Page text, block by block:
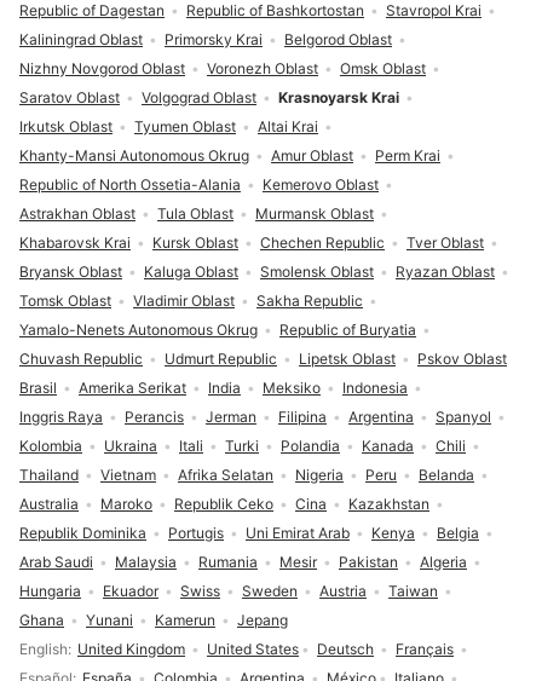
Pilihan bahasa
English United Kingdom United States Deutsch
Français
Brasil Amerika Serikat India Meksiko
Indonesia
Inggris Raya
Perancis Jerman Filipina Argentina
Spanyol
Kolombia
Ukraina Itali Turki Polandia Kanada
Chili
Thailand
Vietnam Afrika Selatan Nigeria Peru
Belanda
Australia
Maroko Republik Ceko Cina
Kazakhstan
Republik Dominika
Portugis Uni Emirat Arab Kenya
Belgia
Arab Saudi
Malaysia Rumania Mesir Pakistan
Algeria
Hungaria
Ekuador Swiss Sweden Austria
Taiwan
Ghana
Yunani Kamerun Jepang
Republic of Dagestan
Republic of Bashkortostan
Stavropol Krai
Kaliningrad Oblast
Primorsky Krai
Belgorod Oblast
Nizhny Novgorod Oblast
Voronezh Oblast
Omsk Oblast
Saratov Oblast
Volgograd Oblast
Krasnoyarsk Krai
Irkutsk Oblast
Tyumen Oblast
Altai Krai
Khanty-Mansi Autonomous Okrug
Amur Oblast
Perm Krai
Republic of North Ossetia-Alania
Kemerovo Oblast
Astrakhan Oblast
Tula Oblast
Murmansk Oblast
Khabarovsk Krai
Kursk Oblast Chechen Republic
Tver Oblast
Bryansk Oblast
Kaluga Oblast Smolensk Oblast
Ryazan Oblast
Tomsk Oblast
Vladimir Oblast
Sakha Republic
Yamalo-Nenets Autonomous Okrug
Republic of Buryatia
Chuvash Republic
Udmurt Republic Lipetsk Oblast Pskov Oblast